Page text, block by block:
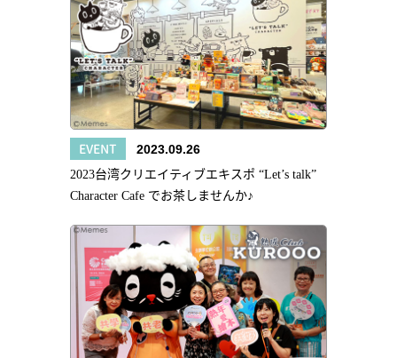
EVENT 2023.09.26
2023台湾クリエイティブエキスポ “Let’s talk”
Character Cafe でお茶しませんか♪